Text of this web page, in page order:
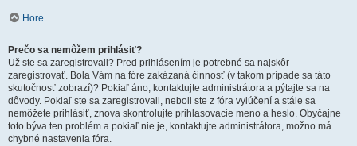
Hore
Prečo sa nemôžem prihlásiť?
Už ste sa zaregistrovali? Pred prihlásením je potrebné sa najskôr
zaregistrovať. Bola Vám na fóre zakázaná činnosť (v takom prípade sa táto
skutočnosť zobrazí)? Pokiaľ áno, kontaktujte administrátora a pýtajte sa na
dôvody. Pokiaľ ste sa zaregistrovali, neboli ste z fóra vylúčení a stále sa
nemôžete prihlásiť, znova skontrolujte prihlasovacie meno a heslo. Obyčajne
toto býva ten problém a pokiaľ nie je, kontaktujte administrátora, možno má
chybné nastavenia fóra.